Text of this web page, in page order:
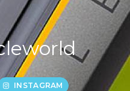
INSTAGRAM